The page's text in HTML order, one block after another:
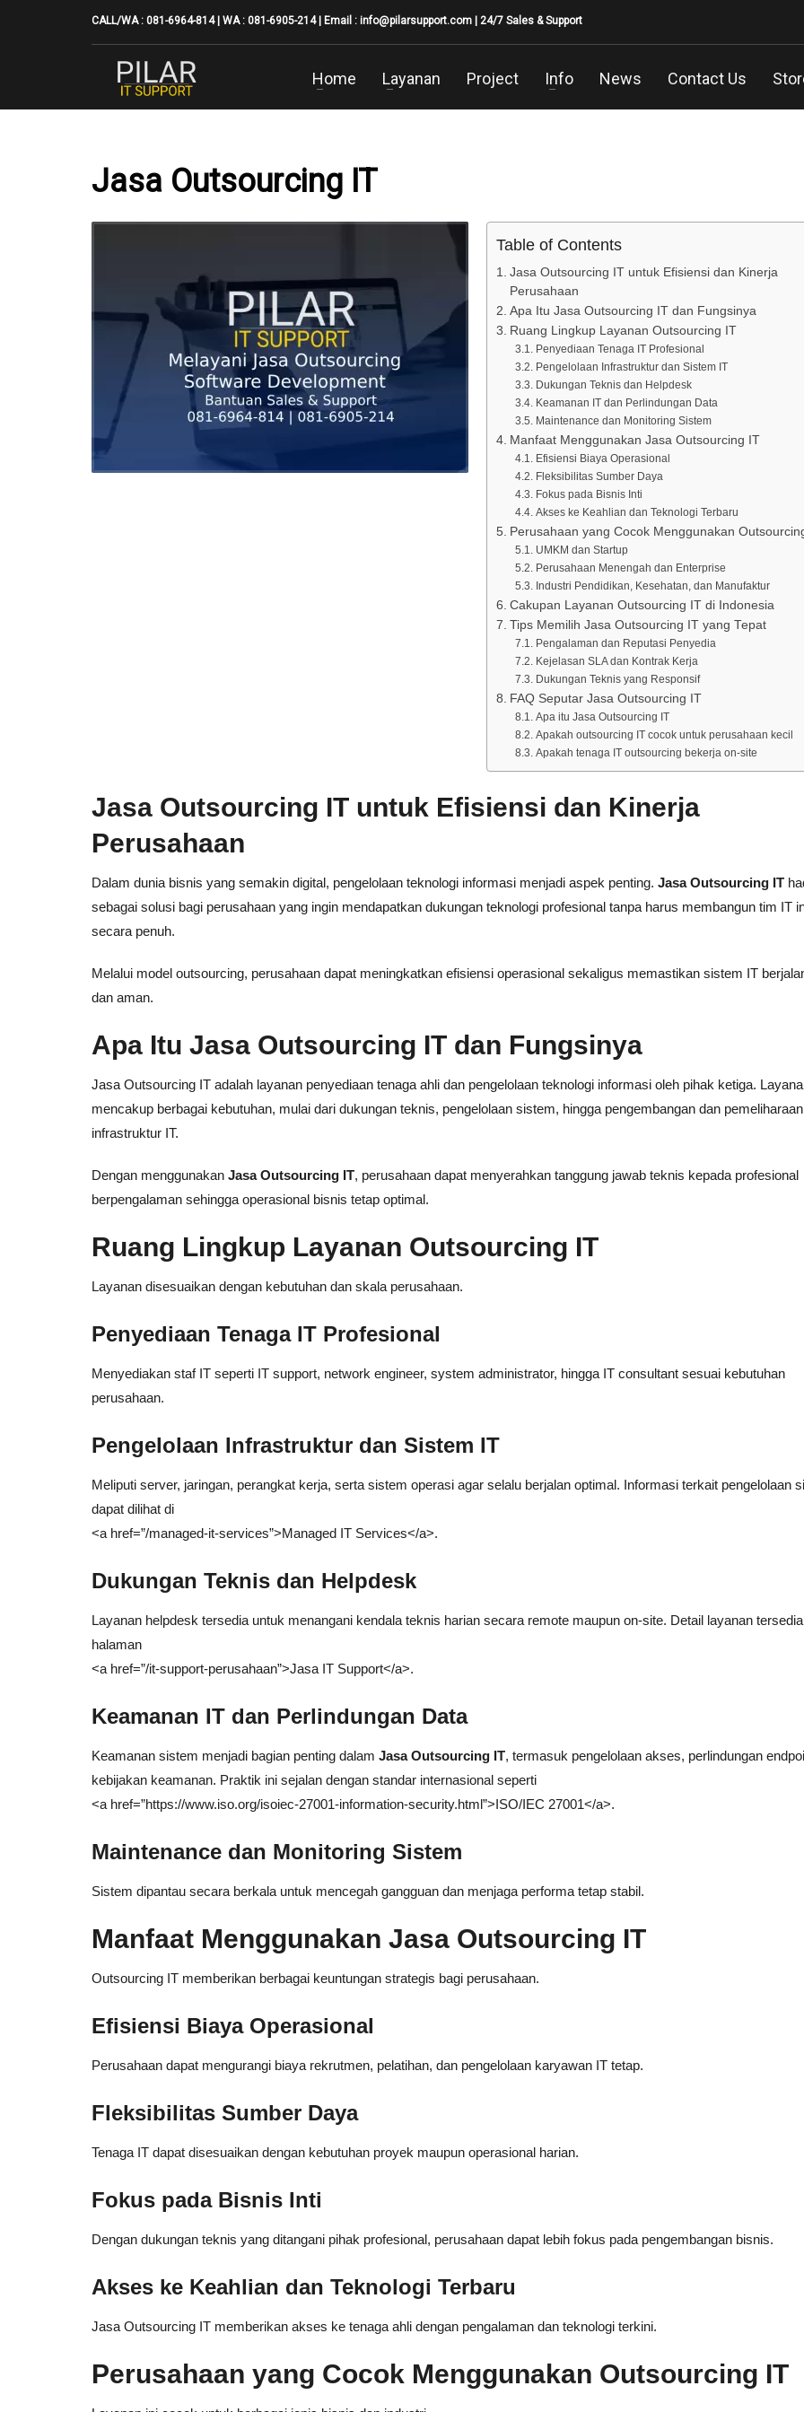
CALL/WA : 081-6964-814 | WA : 081-6905-214 | Email : info@pilarsupport.com | 24/7 Sales & Support
Home Layanan Project Info News Contact Us
Jasa Outsourcing IT
Table of Contents
Jasa Outsourcing IT untuk Efisiensi dan Kinerja
Perusahaan
Apa Itu Jasa Outsourcing IT dan Fungsinya
Ruang Lingkup Layanan Outsourcing IT
Penyediaan Tenaga IT Profesional
Pengelolaan Infrastruktur dan Sistem IT
Dukungan Teknis dan Helpdesk
Keamanan IT dan Perlindungan Data
Maintenance dan Monitoring Sistem
Manfaat Menggunakan Jasa Outsourcing IT
Efisiensi Biaya Operasional
Fleksibilitas Sumber Daya
Fokus pada Bisnis Inti
Akses ke Keahlian dan Teknologi Terbaru
Perusahaan yang Cocok Menggunakan
UMKM dan Startup
Perusahaan Menengah dan Enterprise
Industri Pendidikan, Kesehatan, dan Manufaktur
Cakupan Layanan Outsourcing IT di Indonesia
Tips Memilih Jasa Outsourcing IT yang Tepat
Pengalaman dan Reputasi Penyedia
Kejelasan SLA dan Kontrak Kerja
Dukungan Teknis yang Responsif
FAQ Seputar Jasa Outsourcing IT
Apa itu Jasa Outsourcing IT
Apakah outsourcing IT cocok untuk perusahaan kecil
Apakah tenaga IT outsourcing bekerja on-site
Jasa Outsourcing IT untuk Efisiensi dan Kinerja
Perusahaan
Dalam dunia bisnis yang semakin digital, pengelolaan teknologi informasi menjadi aspek penting. Jasa Outsourcing IT
sebagai solusi bagi perusahaan yang ingin mendapatkan dukungan teknologi profesional tanpa harus membangun tim IT
secara penuh.
Melalui model outsourcing, perusahaan dapat meningkatkan efisiensi operasional sekaligus memastikan sistem IT
dan aman.
Apa Itu Jasa Outsourcing IT dan Fungsinya
Jasa Outsourcing IT adalah layanan penyediaan tenaga ahli dan pengelolaan teknologi informasi oleh pihak ketiga.
mencakup berbagai kebutuhan, mulai dari dukungan teknis, pengelolaan sistem, hingga pengembangan dan pemeliharaan
infrastruktur IT.
Dengan menggunakan Jasa Outsourcing IT, perusahaan dapat menyerahkan tanggung jawab teknis kepada profesional
berpengalaman sehingga operasional bisnis tetap optimal.
Ruang Lingkup Layanan Outsourcing IT
Layanan disesuaikan dengan kebutuhan dan skala perusahaan.
Penyediaan Tenaga IT Profesional
Menyediakan staf IT seperti IT support, network engineer, system administrator, hingga IT consultant sesuai kebutuhan
perusahaan.
Pengelolaan Infrastruktur dan Sistem IT
Meliputi server, jaringan, perangkat kerja, serta sistem operasi agar selalu berjalan optimal. Informasi terkait pengelolaan
dapat dilihat di
<a href=”/managed-it-services”>Managed IT Services</a>.
Dukungan Teknis dan Helpdesk
Layanan helpdesk tersedia untuk menangani kendala teknis harian secara remote maupun on-site. Detail layanan
halaman
<a href=”/it-support-perusahaan”>Jasa IT Support</a>.
Keamanan IT dan Perlindungan Data
Keamanan sistem menjadi bagian penting dalam Jasa Outsourcing IT, termasuk pengelolaan akses, perlindungan
kebijakan keamanan. Praktik ini sejalan dengan standar internasional seperti
<a href=”https://www.iso.org/isoiec-27001-information-security.html”>ISO/IEC 27001</a>.
Maintenance dan Monitoring Sistem
Sistem dipantau secara berkala untuk mencegah gangguan dan menjaga performa tetap stabil.
Manfaat Menggunakan Jasa Outsourcing IT
Outsourcing IT memberikan berbagai keuntungan strategis bagi perusahaan.
Efisiensi Biaya Operasional
Perusahaan dapat mengurangi biaya rekrutmen, pelatihan, dan pengelolaan karyawan IT tetap.
Fleksibilitas Sumber Daya
Tenaga IT dapat disesuaikan dengan kebutuhan proyek maupun operasional harian.
Fokus pada Bisnis Inti
Dengan dukungan teknis yang ditangani pihak profesional, perusahaan dapat lebih fokus pada pengembangan bisnis.
Akses ke Keahlian dan Teknologi Terbaru
Jasa Outsourcing IT memberikan akses ke tenaga ahli dengan pengalaman dan teknologi terkini.
Perusahaan yang Cocok Menggunakan Outsourcing IT